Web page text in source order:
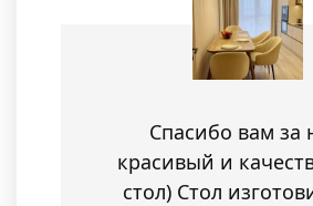
Спасибо вам за
красивый и
стол) Стол